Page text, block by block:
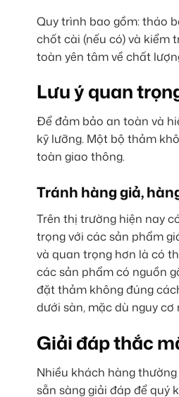
Quy trình bao gồm: tháo
chốt cài (nếu có) và kiểm
toàn yên tâm về chất
Lưu ý quan
Để đảm bảo an toàn và
kỹ lưỡng. Một bộ thảm
toàn giao thông.
Tránh hàng giả,
Trên thị trường hiện nay
trọng với các sản phẩm
và quan trọng hơn là có
các sản phẩm có nguồn
đặt thảm không đúng
dưới sàn, mặc dù nguy
Giải đáp thắc
Nhiều khách hàng
sẵn sàng giải đáp để quý